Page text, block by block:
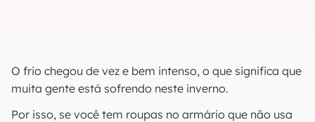
O frio chegou de vez e bem intenso, o que significa que
muita gente está sofrendo neste inverno.
Por isso, se você tem roupas no armário que não usa